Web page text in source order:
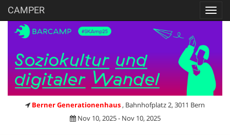
CAMPER
Berner Generationenhaus , Bahnhofplatz 2, 3011 Bern
Nov 10, 2025 - Nov 10, 2025